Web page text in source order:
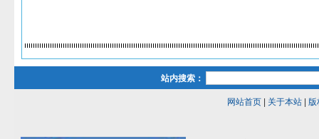
站内搜索：
网站首页| 关于本站| 版